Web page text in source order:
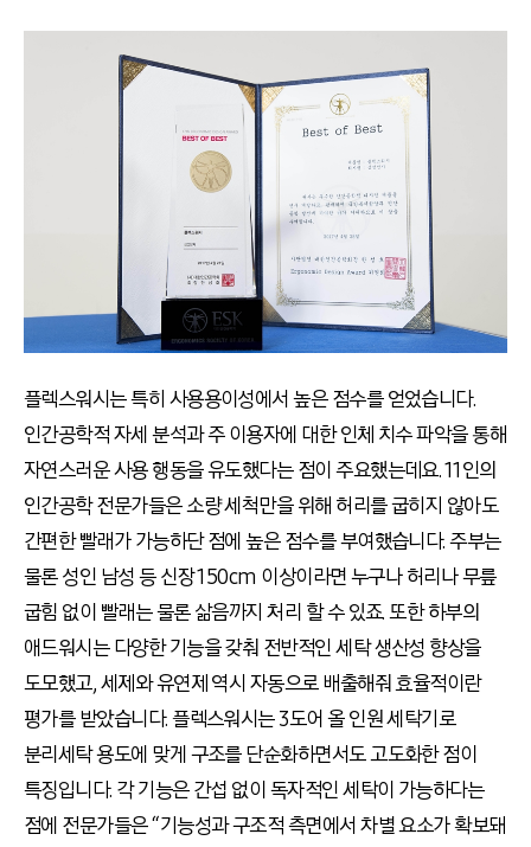
플렉스워시는 특히 사용용이성에서 높은 점수를 얻었습니다.
인간공학적 자세 분석과 주 이용자에 대한 인체 치수 파악을 통해
자연스러운 사용 행동을 유도했다는 점이 주요했는데요. 11인의
인간공학 전문가들은 소량 세척만을 위해 허리를 굽히지 않아도
간편한 빨래가 가능하단 점에 높은 점수를 부여했습니다. 주부는
물론 성인 남성 등 신장 150cm 이상이라면 누구나 허리나 무릎
굽힘 없이 빨래는 물론 삶음까지 처리 할 수 있죠. 또한 하부의
애드워시는 다양한 기능을 갖춰 전반적인 세탁 생산성 향상을
도모했고, 세제와 유연제 역시 자동으로 배출해줘 효율적이란
평가를 받았습니다. 플렉스워시는 3도어 올 인원 세탁기로
분리세탁 용도에 맞게 구조를 단순화하면서도 고도화한 점이
특징입니다. 각 기능은 간섭 없이 독자적인 세탁이 가능하다는
점에 전문가들은 “기능성과 구조적 측면에서 차별 요소가 확보돼